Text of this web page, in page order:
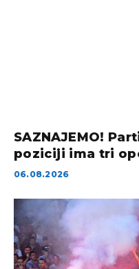
SAZNAJEMO!
poziciji ima tri
06.08.2026